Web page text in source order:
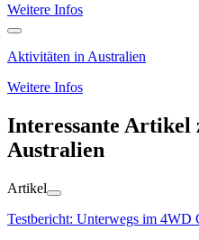
Weitere Infos
Aktivitäten in Australien
Weitere Infos
Interessante Artikel
Australien
Artikel
Testbericht: Unterwegs im 4WD